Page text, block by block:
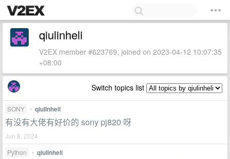
qiulinheli
V2EX member #623769, joined on 2023-04-12 10:07:35
+08:00
Switch topics list
SONY • qiulinheli
有没有大佬有好价的 sony pj820 呀
Jun 8, 2024
Python
• qiulinheli